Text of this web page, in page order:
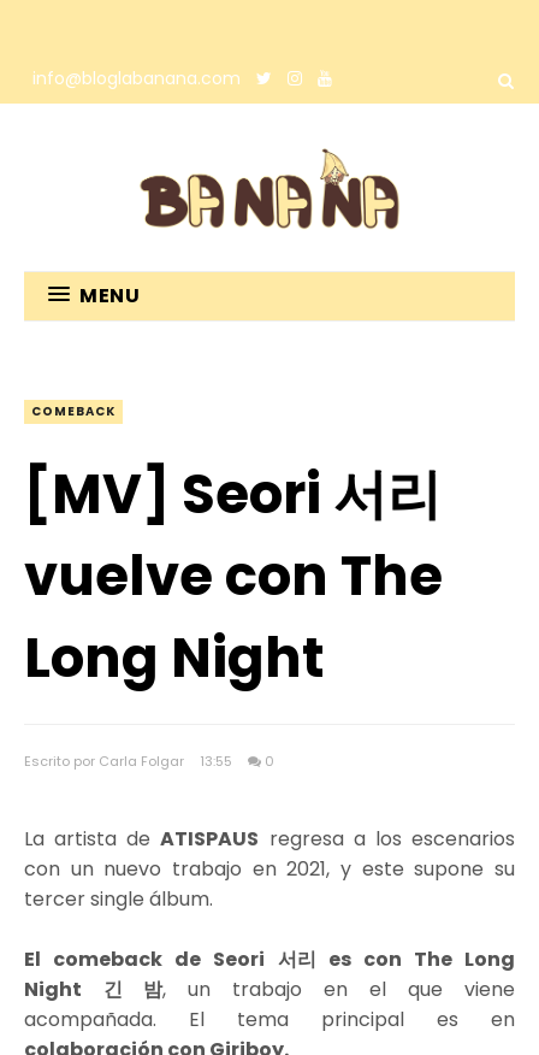
info@bloglabanana.com
MENU
COMEBACK
[MV] Seori 서리
vuelve con The
Long Night
Escrito por Carla Folgar 13:55 0
La artista deATISPAUS regresa a los escenarios
con un nuevo trabajo en 2021, y este supone su
tercer single álbum.
El comeback de Seori 서리 es con The Long
Night
긴 밤, un trabajo en el que viene
acompañada. El tema principal es en